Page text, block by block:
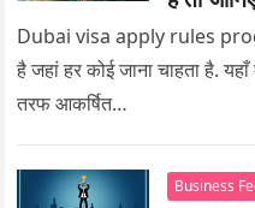
Dubai visa apply rules
है जहां हर कोई जाना चाहता है.
तरफ आकर्षित…
Business